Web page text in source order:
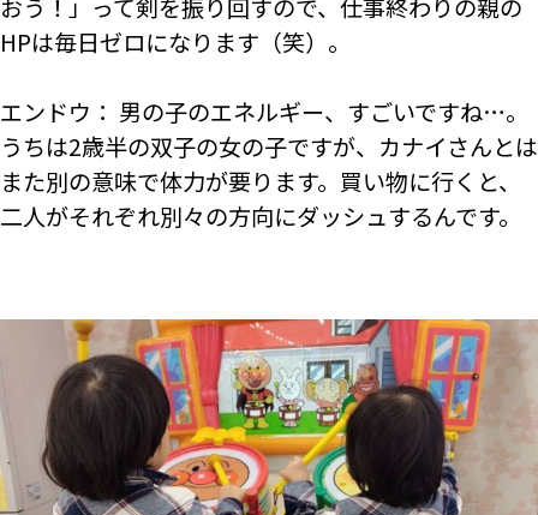
おう！」って剣を振り回すので、仕事終わりの親の
HPは毎日ゼロになります（笑）。
エンドウ： 男の子のエネルギー、すごいですね…。
うちは2歳半の双子の女の子ですが、カナイさんとは
また別の意味で体力が要ります。買い物に行くと、
二人がそれぞれ別々の方向にダッシュするんです。